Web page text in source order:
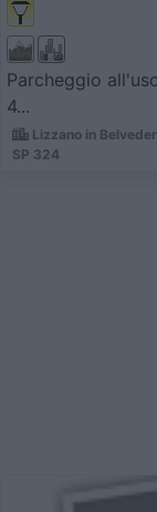
Parcheggio
4...
Lizzano in
SP 324